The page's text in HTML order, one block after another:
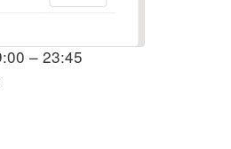
– 23:45